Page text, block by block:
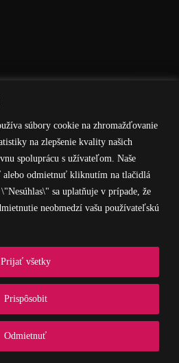
súbory cookie na zhromažďovanie
na zlepšenie kvality našich
spoluprácu s užívateľom. Naše
alebo odmietnuť kliknutím na tlačidlá
sa uplatňuje v prípade, že
neobmedzí vašu používateľskú
Prispôsobit
Odmietnuť
Prijať všetky